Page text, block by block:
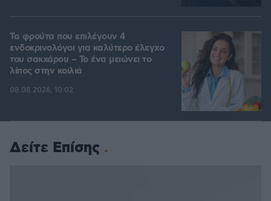
Τα φρούτα που επιλέγουν 4
ενδοκρινολόγοι για καλύτερο έλεγχο
του σακχάρου – Το ένα μειώνει το
λίπος στην κοιλιά
08.08.2026, 10:02
Δείτε Επίσης